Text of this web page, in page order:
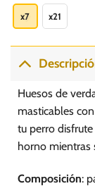
en
x7 x21
Huesos de
masticables
tu perro
horno mientras
Composición: